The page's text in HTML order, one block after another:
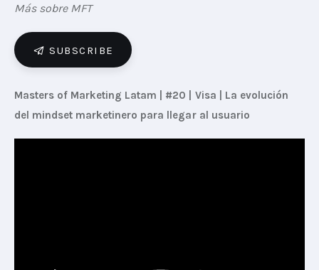
Más sobre MFT
SUBSCRIBE
Masters of Marketing Latam | #20 | Visa | La evolución
del mindset marketinero para llegar al usuario